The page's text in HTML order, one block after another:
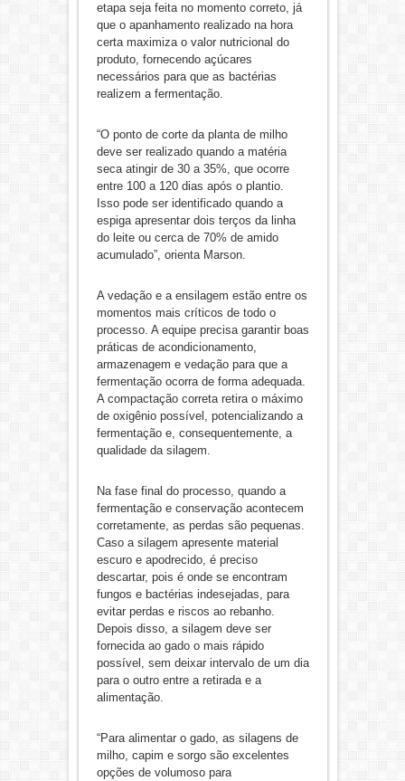
etapa seja feita no momento correto, já
que o apanhamento realizado na hora
certa maximiza o valor nutricional do
produto, fornecendo açúcares
necessários para que as bactérias
realizem a fermentação.
“O ponto de corte da planta de milho
deve ser realizado quando a matéria
seca atingir de 30 a 35%, que ocorre
entre 100 a 120 dias após o plantio.
Isso pode ser identificado quando a
espiga apresentar dois terços da linha
do leite ou cerca de 70% de amido
acumulado”, orienta Marson.
A vedação e a ensilagem estão entre os
momentos mais críticos de todo o
processo. A equipe precisa garantir boas
práticas de acondicionamento,
armazenagem e vedação para que a
fermentação ocorra de forma adequada.
A compactação correta retira o máximo
de oxigênio possível, potencializando a
fermentação e, consequentemente, a
qualidade da silagem.
Na fase final do processo, quando a
fermentação e conservação acontecem
corretamente, as perdas são pequenas.
Caso a silagem apresente material
escuro e apodrecido, é preciso
descartar, pois é onde se encontram
fungos e bactérias indesejadas, para
evitar perdas e riscos ao rebanho.
Depois disso, a silagem deve ser
fornecida ao gado o mais rápido
possível, sem deixar intervalo de um dia
para o outro entre a retirada e a
alimentação.
“Para alimentar o gado, as silagens de
milho, capim e sorgo são excelentes
opções de volumoso para